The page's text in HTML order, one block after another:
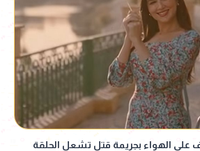
على الهواء بجريمة قتل تشعل الحلقة